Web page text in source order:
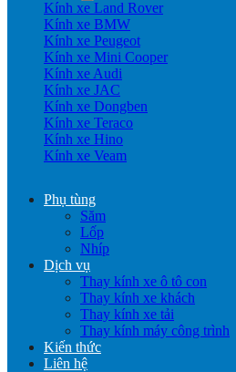
Kính xe Land Rover
Kính xe BMW
Kính xe Peugeot
Kính xe Mini Cooper
Kính xe Audi
Kính xe JAC
Kính xe Dongben
Kính xe Teraco
Kính xe Hino
Kính xe Veam
Phụ tùng
Săm
Lốp
Nhíp
Dịch vụ
Thay kính xe ô tô con
Thay kính xe khách
Thay kính xe tải
Thay kính máy công trình
Kiến thức
Liên hệ